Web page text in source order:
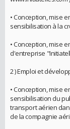
• Conception, mise
sensibilisation à la
• Conception, mise
d'entreprise
2 ) Emploi et
• Conception, mise
sensibilisation du
transport aérien
de la compagnie